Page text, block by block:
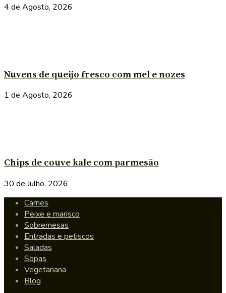
4 de Agosto, 2026
Nuvens de queijo fresco com mel e nozes
1 de Agosto, 2026
Chips de couve kale com parmesão
30 de Julho, 2026
Carnes
Peixe e marisco
Sobremesas
Entradas e petiscos
Saladas
Sopas
Vegetariana
Blog